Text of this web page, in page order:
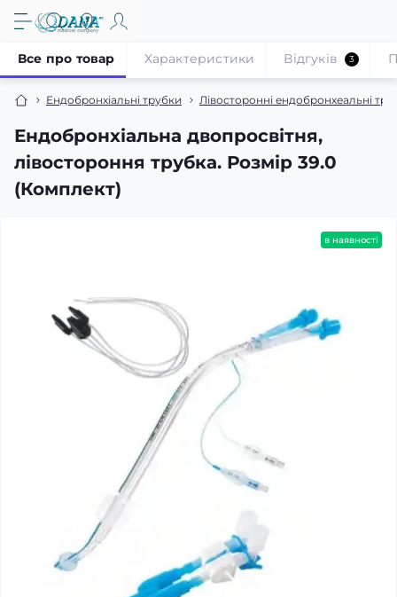
Ендобронхіальні трубки Лівосторонні ендобронхеальні
Ендобронхіальна двопросвітня,
лівостороння трубка. Розмір 39.0
(Комплект)
Все про товар Характеристики Відгуків 3
в наявності